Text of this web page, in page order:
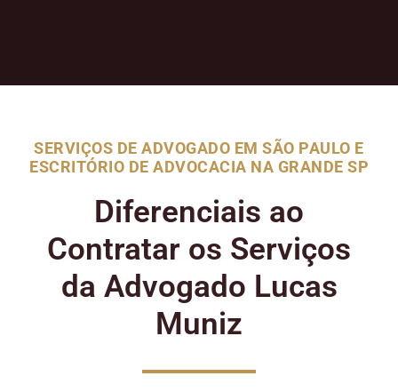
SERVIÇOS DE ADVOGADO EM SÃO PAULO E
ESCRITÓRIO DE ADVOCACIA NA GRANDE SP
Diferenciais ao
Contratar os Serviços
da Advogado Lucas
Muniz